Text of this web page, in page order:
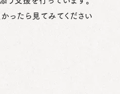
ったら見てみてください